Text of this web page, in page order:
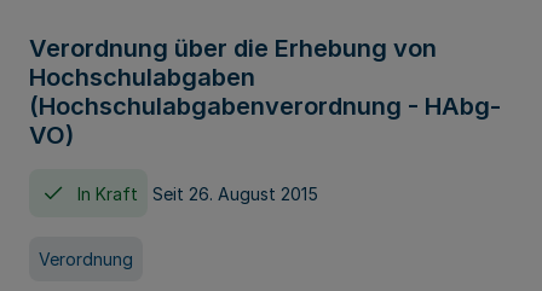
Verordnung über die Erhebung von
Hochschulabgaben
(Hochschulabgabenverordnung - HAbg-
VO)
In Kraft Seit 26. August 2015
Verordnung